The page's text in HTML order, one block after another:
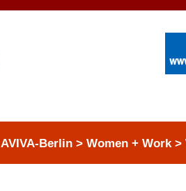
AVIVA-Berlin > Women + Work